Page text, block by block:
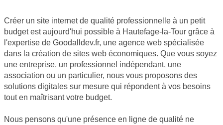
Créer un site internet de qualité professionnelle à un petit
budget est aujourd'hui possible à Hautefage-la-Tour grâce à
l'expertise de Goodalldev.fr, une agence web spécialisée
dans la création de sites web économiques. Que vous soyez
une entreprise, un professionnel indépendant, une
association ou un particulier, nous vous proposons des
solutions digitales sur mesure qui répondent à vos besoins
tout en maîtrisant votre budget.
Nous pensons qu'une présence en ligne de qualité ne